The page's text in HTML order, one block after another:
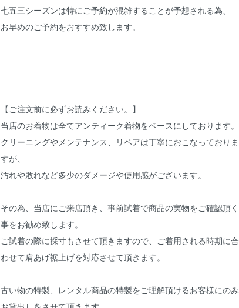
七五三シーズンは特にご予約が混雑することが予想される為、
お早めのご予約をおすすめ致します。
【ご注文前に必ずお読みください。】
当店のお着物は全てアンティーク着物をベースにしております。
クリーニングやメンテナンス、リペアは丁寧におこなっておりま
すが、
汚れや敗れなど多少のダメージや使用感がございます。
その為、当店にご来店頂き、事前試着で商品の実物をご確認頂く
事をお勧め致します。
ご試着の際に採寸もさせて頂きますので、ご着用される時期に合
わせて肩あげ裾上げを対応させて頂きます。
古い物の特製、レンタル商品の特製をご理解頂けるお客様にのみ